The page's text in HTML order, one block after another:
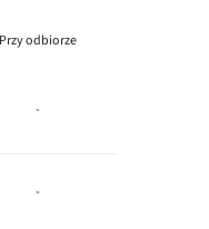
Przy odbiorze
-
-